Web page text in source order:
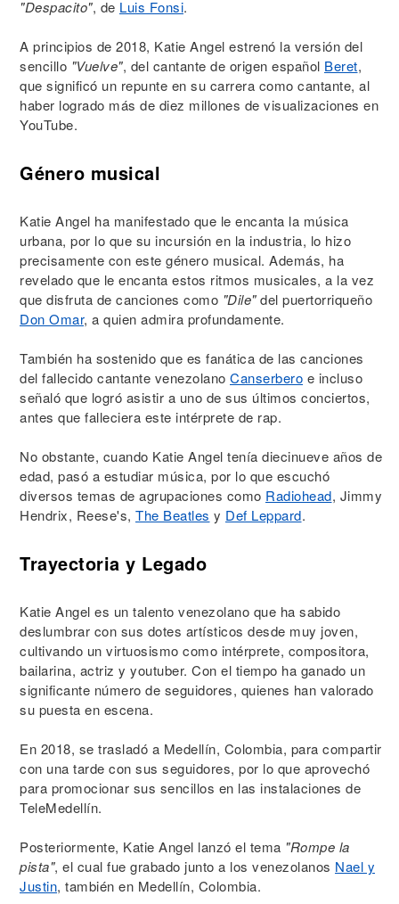
"Despacito", de Luis Fonsi.
A principios de 2018, Katie Angel estrenó la versión del
sencillo "Vuelve", del cantante de origen español Beret,
que significó un repunte en su carrera como cantante, al
haber logrado más de diez millones de visualizaciones en
YouTube.
Género musical
Katie Angel ha manifestado que le encanta la música
urbana, por lo que su incursión en la industria, lo hizo
precisamente con este género musical. Además, ha
revelado que le encanta estos ritmos musicales, a la vez
que disfruta de canciones como "Dile"del puertorriqueño
Don Omar, a quien admira profundamente.
También ha sostenido que es fanática de las canciones
del fallecido cantante venezolano Canserbero e incluso
señaló que logró asistir a uno de sus últimos conciertos,
antes que falleciera este intérprete de rap.
No obstante, cuando Katie Angel tenía diecinueve años de
edad, pasó a estudiar música, por lo que escuchó
diversos temas de agrupaciones como Radiohead, Jimmy
Hendrix, Reese's, The Beatles y Def Leppard.
Trayectoria y Legado
Katie Angel es un talento venezolano que ha sabido
deslumbrar con sus dotes artísticos desde muy joven,
cultivando un virtuosismo como intérprete, compositora,
bailarina, actriz y youtuber. Con el tiempo ha ganado un
significante número de seguidores, quienes han valorado
su puesta en escena.
En 2018, se trasladó a Medellín, Colombia, para compartir
con una tarde con sus seguidores, por lo que aprovechó
para promocionar sus sencillos en las instalaciones de
TeleMedellín.
Posteriormente, Katie Angel lanzó el tema "Rompe la
pista", el cual fue grabado junto a los venezolanos Nael y
Justin, también en Medellín, Colombia.